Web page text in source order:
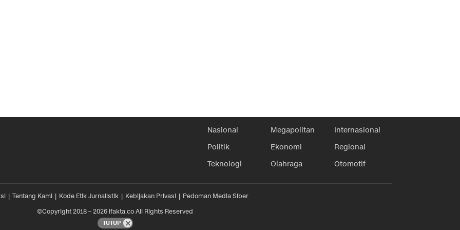
Nasional Megapolitan
Internasional
Politik
Ekonomi
Regional
Teknologi
Olahraga Otomotif
Tentang Kami Kode Etik Jurnalistik Kebijakan Privasi
Pedoman Media Siber
©Copyright 2018 – 2026 ifakta.co All Rights Reserved
TUTUP